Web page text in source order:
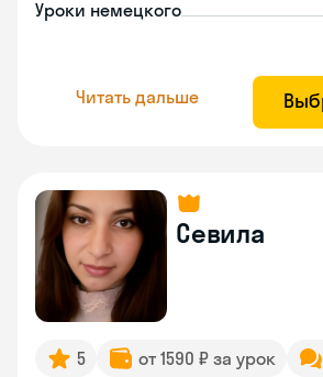
Уроки немецкого
Читать дальше
Севила
5 от 1590 ₽ за урок